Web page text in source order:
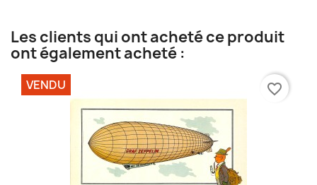
Les clients qui ont acheté ce produit
ont également acheté :
VENDU favorite_border